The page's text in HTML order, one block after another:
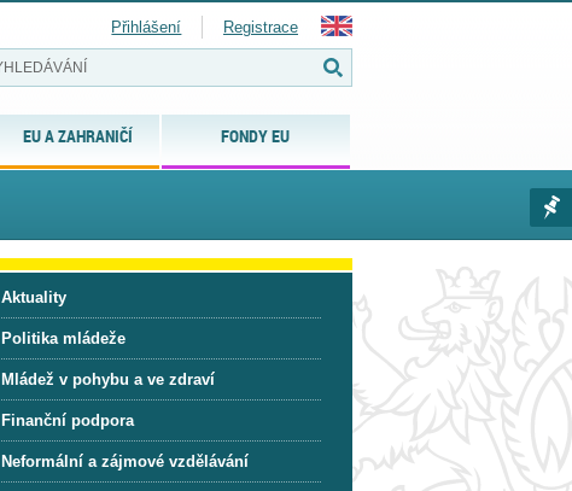
EU A ZAHRANIČÍ FONDY EU
Přihlášení Registrace
Aktuality
Politika mládeže
Mládež v pohybu a ve zdraví
Finanční podpora
Neformální a zájmové vzdělávání